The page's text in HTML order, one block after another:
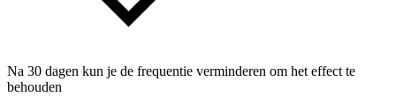
Na 30 dagen kun je de frequentie verminderen om het effect te
behouden